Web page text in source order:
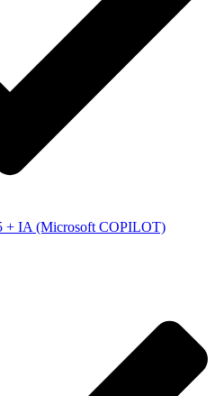
+ IA (Microsoft COPILOT)